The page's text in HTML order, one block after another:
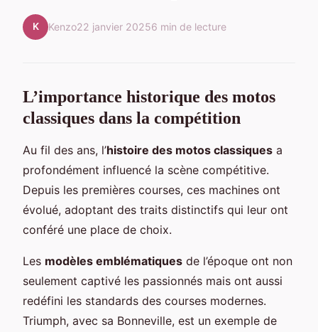
K Kenzo22 janvier 20256 min de lecture
L’importance historique des motos
classiques dans la compétition
Au fil des ans, l’histoire des motos classiques a
profondément influencé la scène compétitive.
Depuis les premières courses, ces machines ont
évolué, adoptant des traits distinctifs qui leur ont
conféré une place de choix.
Les modèles emblématiques de l’époque ont non
seulement captivé les passionnés mais ont aussi
redéfini les standards des courses modernes.
Triumph, avec sa Bonneville, est un exemple de